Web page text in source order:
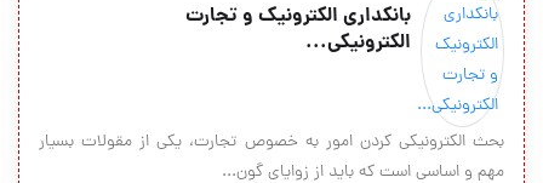
بانکدارى الکترونیک و تجارت
الکترونیکى...
بحث الکترونیکى کردن امور به خصوص تجارت، یکى از مقولات بسیار
مهم و اساسى است که باید از زوایاى گون...